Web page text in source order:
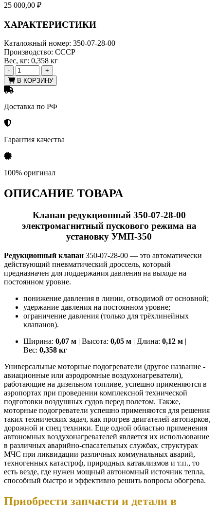
25 000,00 ₽
ХАРАКТЕРИСТИКИ
Каталожный номер: 350-07-28-00
Производство: СССР
Вес, кг: 0,358 кг
-
+
В КОРЗИНУ
Доставка по РФ
Гарантия качества
100% оригинал
ОПИСАНИЕ ТОВАРА
Клапан редукционный 350-07-28-00
электромагнитный пускового режима на
установку УМП-350
Редукционный клапан 350-07-28-00 — это автоматически
действующий пневматический дроссель, который
предназначен для поддержания давления на выходе на
постоянном уровне.
понижение давления в линии, отводимой от основной;
удержание давления на постоянном уровне;
ограничение давления (только для трёхлинейных
клапанов).
Ширина: 0,07 м | Высота: 0,05 м | Длина: 0,12 м |
Вес: 0,358 кг
Универсальные моторные подогреватели (другое название -
авиационные или аэродромные воздухонагреватели),
работающие на дизельном топливе, успешно применяются в
аэропортах при проведении комплексной технической
подготовки воздушных судов перед полетом. Также,
моторные подогреватели успешно применяются для решения
таких технических задач, как прогрев двигателей автопарков,
дорожной и спец техники. Еще одной областью применения
автономных воздухонагревателей является их использование
в различных аварийно-спасательных службах, структурах
МЧС при ликвидации различных коммунальных аварий,
техногенных катастроф, природных катаклизмов и т.п., то
есть везде, где нужен мощный автономный источник тепла,
способный быстро и эффективно решить вопросы обогрева.
Приобрести запчасти и детали в